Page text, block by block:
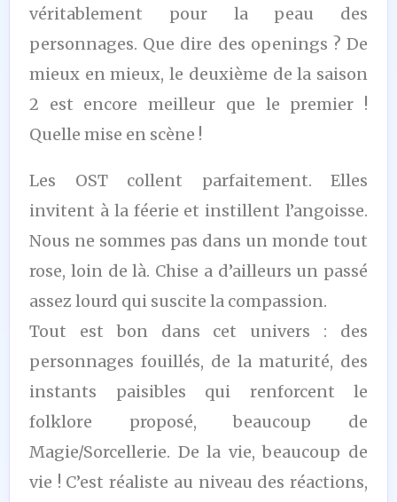
véritablement pour la peau des
personnages. Que dire des openings ? De
mieux en mieux, le deuxième de la saison
2 est encore meilleur que le premier !
Quelle mise en scène !
Les OST collent parfaitement. Elles
invitent à la féerie et instillent l’angoisse.
Nous ne sommes pas dans un monde tout
rose, loin de là. Chise a d’ailleurs un passé
assez lourd qui suscite la compassion.
Tout est bon dans cet univers : des
personnages fouillés, de la maturité, des
instants paisibles qui renforcent le
folklore proposé, beaucoup de
Magie/Sorcellerie. De la vie, beaucoup de
vie ! C’est réaliste au niveau des réactions,